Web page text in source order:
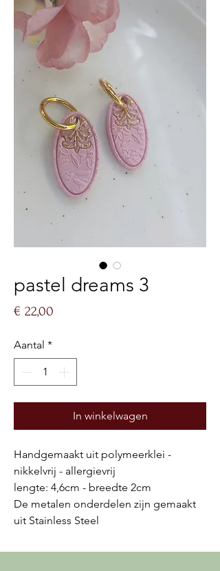
pastel dreams 3
€ 22,00
Aantal *
In winkelwagen
Handgemaakt uit polymeerklei -
nikkelvrij - allergievrij
lengte: 4,6cm - breedte 2cm
De metalen onderdelen zijn gemaakt
uit Stainless Steel